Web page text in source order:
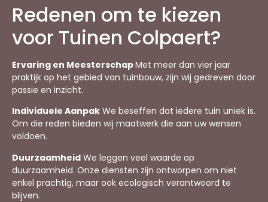
Redenen om te kiezen
voor Tuinen Colpaert?
Ervaring en MeesterschapMet meer dan vier jaar
praktijk op het gebied van tuinbouw, zijn wij gedreven door
passie en inzicht.
Individuele Aanpak We beseffen dat iedere tuin uniek is.
Om die reden bieden wij maatwerk die aan uw wensen
voldoen.
Duurzaamheid We leggen veel waarde op
duurzaamheid. Onze diensten zijn ontworpen om niet
enkel prachtig, maar ook ecologisch verantwoord te
blijven.